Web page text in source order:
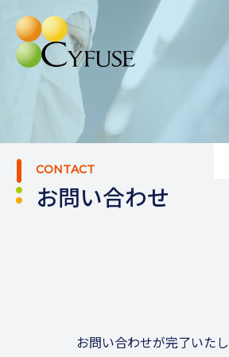
CONTACT
お問い合わせ
お問い合わせが完了いたし